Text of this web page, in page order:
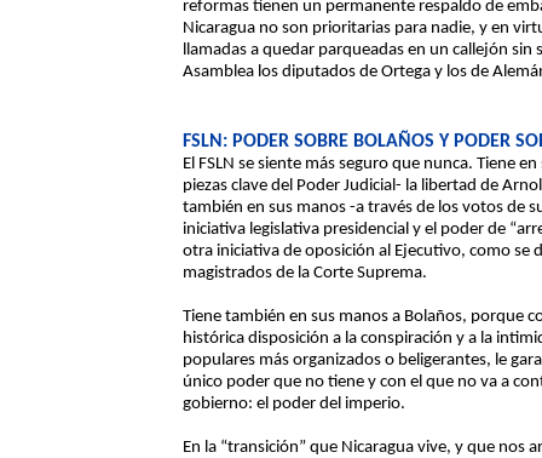
reformas tienen un permanente respaldo de
Nicaragua no son prioritarias para nadie, y en
llamadas a quedar parqueadas en un callejón
Asamblea los diputados de Ortega y los de
FSLN: PODER SOBRE BOLAÑOS Y PODER
El FSLN se siente más seguro que nunca. Tiene
piezas clave del Poder Judicial- la libertad de
también en sus manos -a través de los votos de
iniciativa legislativa presidencial y el poder de
otra iniciativa de oposición al Ejecutivo, como se
magistrados de la Corte Suprema.
Tiene también en sus manos a Bolaños, porque
histórica disposición a la conspiración y a la
populares más organizados o beligerantes, le
único poder que no tiene y con el que no va a
gobierno: el poder del imperio.
En la “transición” que Nicaragua vive, y que